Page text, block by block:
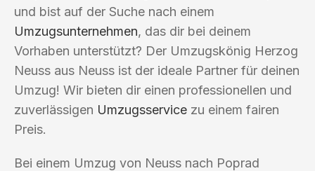
und bist auf der Suche nach einem
Umzugsunternehmen, das dir bei deinem
Vorhaben unterstützt? Der Umzugskönig Herzog
Neuss aus Neuss ist der ideale Partner für deinen
Umzug! Wir bieten dir einen professionellen und
zuverlässigen Umzugsservice zu einem fairen
Preis.
Bei einem Umzug von Neuss nach Poprad